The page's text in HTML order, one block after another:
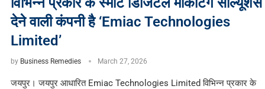
देने वाली कंपनी है ‘Emiac Technologies
Limited’
by Business Remedies March 27, 2026
जयपुर। जयपुर आधारित Emiac Technologies Limited विभिन्न प्रकार के